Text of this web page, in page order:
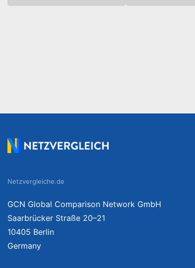
Netzvergleiche.de
GCN Global Comparison Network GmbH
Saarbrücker Straße 20–21
10405 Berlin
Germany